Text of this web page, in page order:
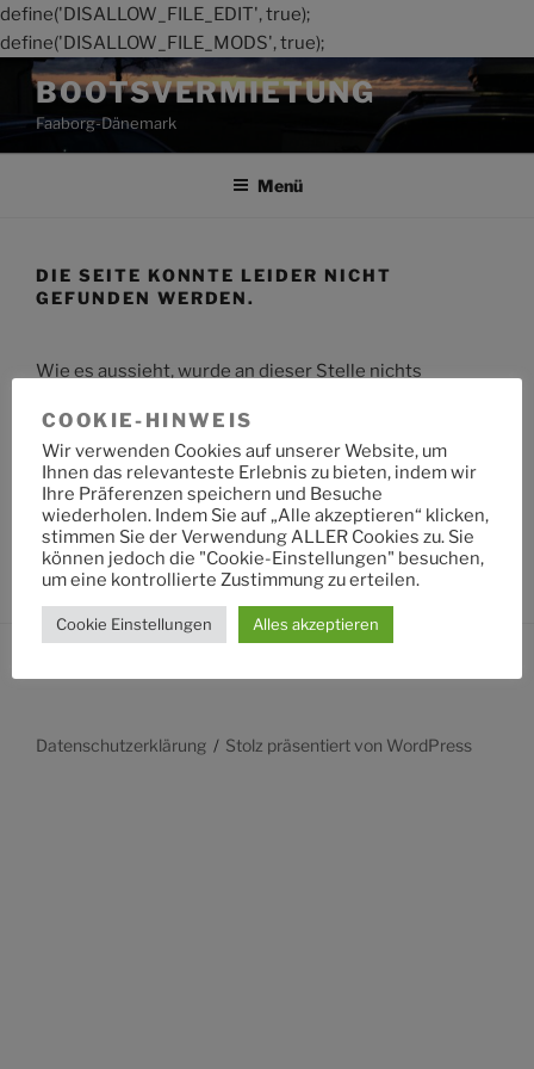
define('DISALLOW_FILE_EDIT', true);
define('DISALLOW_FILE_MODS', true);
Zum
Inhalt
springen
BOOTSVERMIETUNG
Faaborg-Dänemark
Menü
DIE SEITE KONNTE LEIDER NICHT
GEFUNDEN WERDEN.
Wie es aussieht, wurde an dieser Stelle nichts
Suche
nach:
Datenschutzerklärung Stolz präsentiert von WordPress
COOKIE-HINWEIS
Wir verwenden Cookies auf unserer Website, um
Ihnen das relevanteste Erlebnis zu bieten, indem wir
Ihre Präferenzen speichern und Besuche
wiederholen. Indem Sie auf „Alle akzeptieren“ klicken,
stimmen Sie der Verwendung ALLER Cookies zu. Sie
können jedoch die "Cookie-Einstellungen" besuchen,
um eine kontrollierte Zustimmung zu erteilen.
Cookie Einstellungen Alles akzeptieren